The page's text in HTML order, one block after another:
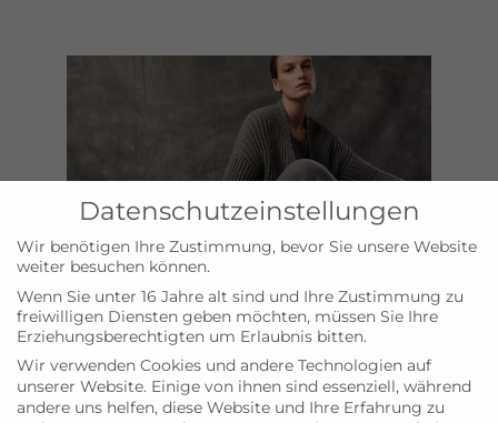
BEAUTY,BÜCHER ,INSELLEBEN,MODE
Frühlingslieblinge
WEITERLESEN
Datenschutzeinstellungen
Wir benötigen Ihre Zustimmung, bevor Sie unsere Website
weiter besuchen können.
Wenn Sie unter 16 Jahre alt sind und Ihre Zustimmung zu
freiwilligen Diensten geben möchten, müssen Sie Ihre
Erziehungsberechtigten um Erlaubnis bitten.
Wir verwenden Cookies und andere Technologien auf
unserer Website. Einige von ihnen sind essenziell, während
andere uns helfen, diese Website und Ihre Erfahrung zu